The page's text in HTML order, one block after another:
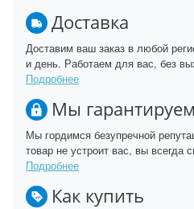
Доставка
Доставим ваш заказ в любой
и день. Работаем для вас, без
Подробнее
Мы гарантируем
Мы гордимся безупречной
товар не устроит вас, вы всегда
Подробнее
Как купить